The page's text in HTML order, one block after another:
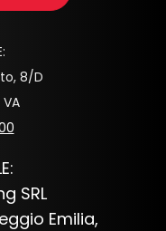
8/D
SRL
Emilia,